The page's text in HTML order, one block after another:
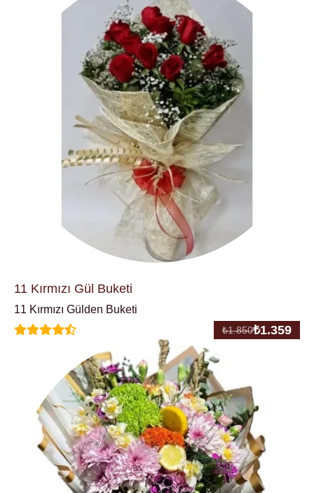
11 Kırmızı Gül Buketi
11 Kırmızı Gülden Buketi
₺1.850₺1.359